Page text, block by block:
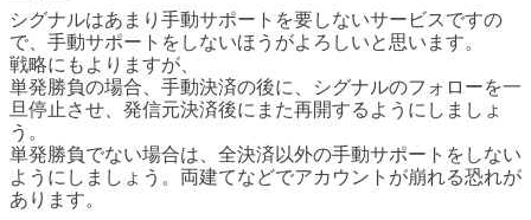
シグナルはあまり手動サポートを要しないサービスですの
で、手動サポートをしないほうがよろしいと思います。
戦略にもよりますが、
単発勝負の場合、手動決済の後に、シグナルのフォローを一
旦停止させ、発信元決済後にまた再開するようにしましょ
う。
単発勝負でない場合は、全決済以外の手動サポートをしない
ようにしましょう。両建てなどでアカウントが崩れる恐れが
あります。